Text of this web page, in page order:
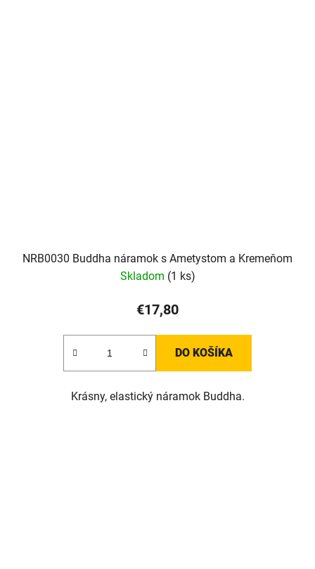
NRB0030 Buddha náramok s Ametystom a Kremeňom
Skladom (1 ks)
€17,80
DO KOŠÍKA
Krásny, elastický náramok Buddha.